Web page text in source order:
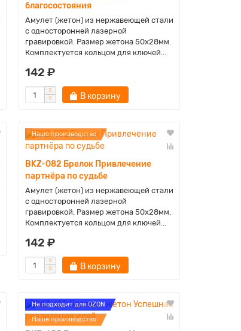
благосостояния
Амулет (жетон) из нержавеющей стали
с односторонней лазерной
гравировкой. Размер жетона 50х28мм.
Комплектуется кольцом для ключей...
142 ₽
В корзину
Наше производство
BKZ-082 Брелок Привлечение
партнёра по судьбе
Амулет (жетон) из нержавеющей стали
с односторонней лазерной
гравировкой. Размер жетона 50х28мм.
Комплектуется кольцом для ключей...
142 ₽
В корзину
Не подходит для OZON
Наше производство